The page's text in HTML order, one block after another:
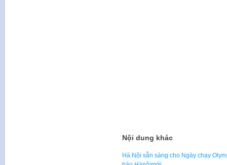
Nội dung khác
Hà Nội sẵn sàng cho Ngày chạy